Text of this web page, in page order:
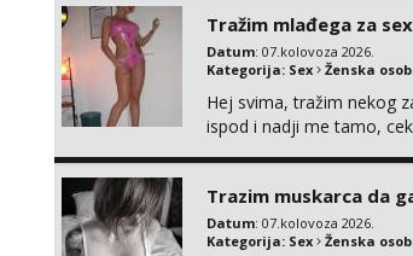
Tražim mlađega za sex
Datum: 07.kolovoza 2026.
Kategorija: Sex Ženska
Hej svima, tražim nekog
ispod i nadji me tamo,
Trazim muskarca da
Datum: 07.kolovoza 2026.
Kategorija: Sex Ženska